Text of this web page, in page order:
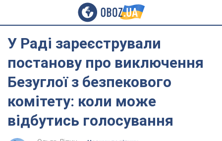
У Раді зареєстрували
постанову про виключення
Безуглої з безпекового
комітету: коли може
відбутись голосування